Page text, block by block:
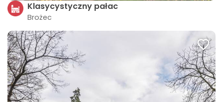
Klasycystyczny pałac
Brożec